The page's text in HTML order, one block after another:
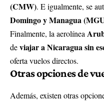
(CMW). E igualmente, se
Domingo y Managua
Finalmente, la aerolínea
deviajar a Nicaragua sin
oferta vuelos directos.
Otras opciones de
Además, existen otras